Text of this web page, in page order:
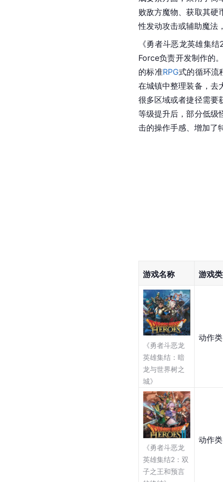
败敌方魔物、获取其硬
性发动攻击或辅助魔法
《勇者斗恶龙英雄集结
Force负责开发制作的
的标准RPG式的循环流
在城镇中整理装备，去
很多区域或者捷径需要
等级提升后，部分低级
击的操作手感、增加了
游戏名称 游戏
《勇者斗恶龙
英雄集结：暗
龙与世界树之
城》
动作类
《勇者斗恶龙
英雄集结2：双
子之王和预言
动作类